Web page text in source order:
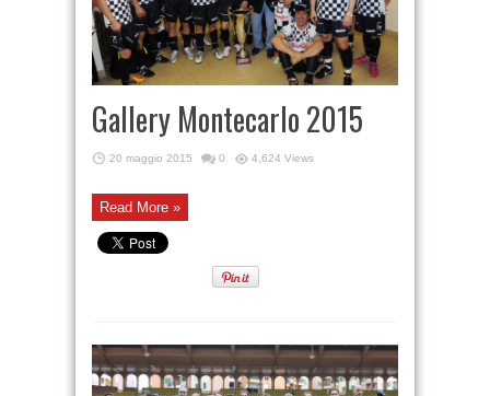
Gallery Montecarlo 2015
20 maggio 2015 0 4,624 Views
Read More »